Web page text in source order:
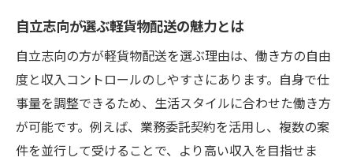
軽貨物配送で稼ぐための自立型戦略
軽貨物配送で収入増を狙う自立の思考法
自立を支える収入アップの実践アイデア
配送現場から見た貢献とやりがいの本質
軽貨物配送で社会貢献を実感する瞬間
自立志向が選ぶ軽貨物配送の魅力とは
自立志向の方が軽貨物配送を選ぶ理由は、働き方の自由
度と収入コントロールのしやすさにあります。自身で仕
事量を調整できるため、生活スタイルに合わせた働き方
が可能です。例えば、業務委託契約を活用し、複数の案
件を並行して受けることで、より高い収入を目指せま